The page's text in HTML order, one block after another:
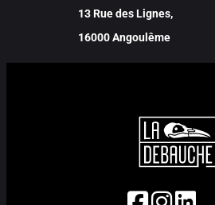
13 Rue des Lignes,
16000 Angoulême